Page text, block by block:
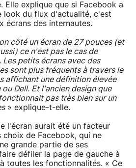
Elle explique que si Facebook a
look du flux d'actualité, c'est
écrans des internautes.
côté un écran de 27 pouces (et
ce n'est pas le cas de
Les petits écrans avec des
sont plus fréquents à travers le
affichant une définition élevée
Dell. Et l'ancien design que
pas très bien sur un
» explique-t-elle.
l'écran aurait été un facteur
choix de Facebook, qui ne
grande partie de ses
défiler la page de gauche à
toutes les fonctionnalités. « Ce